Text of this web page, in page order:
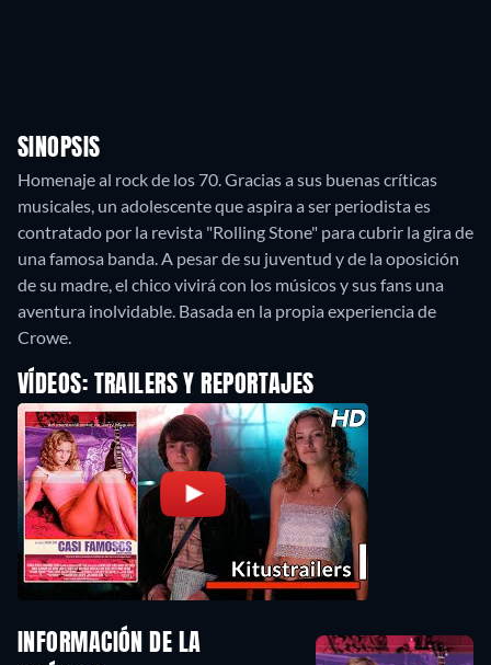
SINOPSIS
Homenaje al rock de los 70. Gracias a sus buenas críticas
musicales, un adolescente que aspira a ser periodista es
contratado por la revista "Rolling Stone" para cubrir la gira de
una famosa banda. A pesar de su juventud y de la oposición
de su madre, el chico vivirá con los músicos y sus fans una
aventura inolvidable. Basada en la propia experiencia de
Crowe.
VÍDEOS: TRAILERS Y REPORTAJES
INFORMACIÓN DE LA